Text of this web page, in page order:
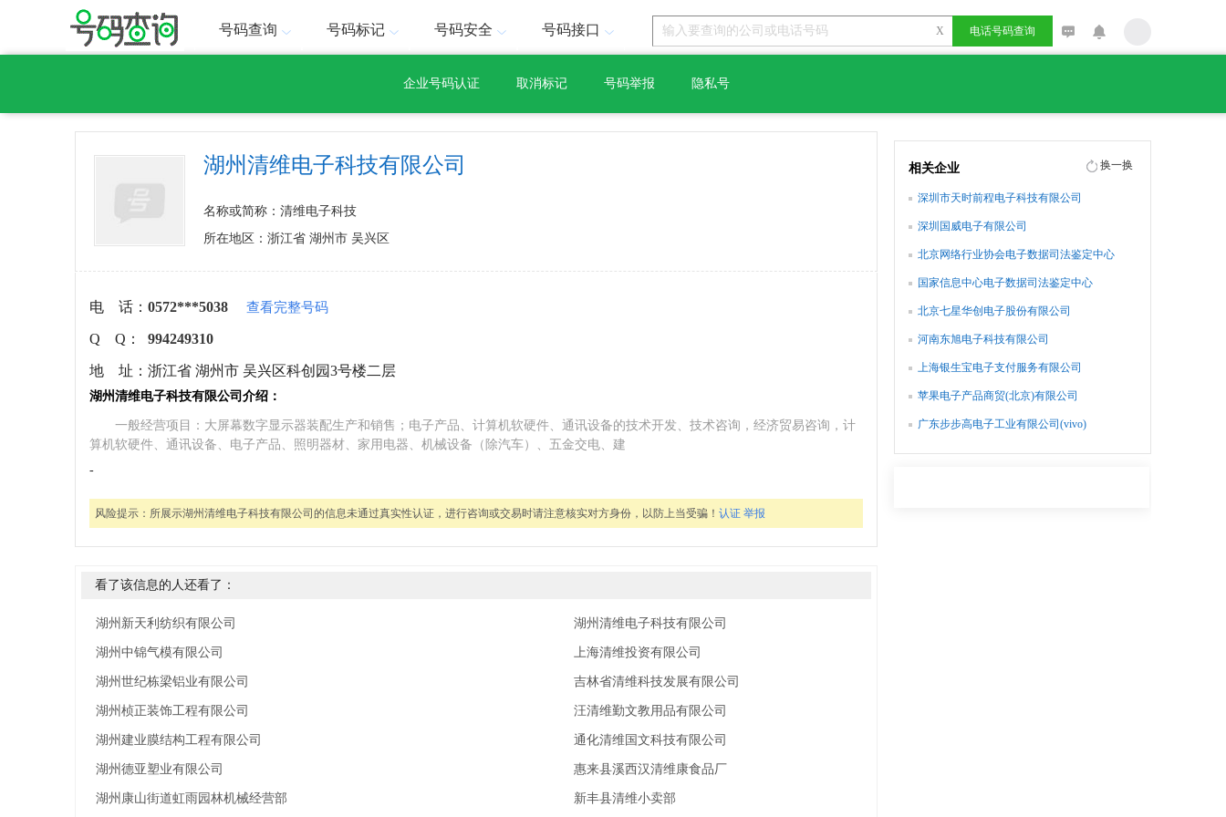
号码查询 号码标记 号码安全 号码接口 X 电话号码查询
企业号码认证 取消标记 号码举报 隐私号
湖州清维电子科技有限公司
名称或简称：清维电子科技
所在地区：浙江省 湖州市 吴兴区
电 话： 0572***5038 查看完整号码
Q Q： 994249310
地 址： 浙江省 湖州市 吴兴区科创园3号楼二层
湖州清维电子科技有限公司介绍：
一般经营项目：大屏幕数字显示器装配生产和销售；电子产品、计算机软硬件、通讯设备的技术开发、技术咨询，经济贸易咨询，计
算机软硬件、通讯设备、电子产品、照明器材、家用电器、机械设备（除汽车）、五金交电、建
-
风险提示： 所展示湖州清维电子科技有限公司的信息未通过真实性认证，进行咨询或交易时请注意核实对方身份，以防上当受骗！ 认证 举报
看了该信息的人还看了：
湖州新天利纺织有限公司
湖州中锦气模有限公司
湖州世纪栋梁铝业有限公司
湖州桢正装饰工程有限公司
湖州建业膜结构工程有限公司
湖州德亚塑业有限公司
湖州康山街道虹雨园林机械经营部
湖州清维电子科技有限公司
上海清维投资有限公司
吉林省清维科技发展有限公司
汪清维勤文教用品有限公司
通化清维国文科技有限公司
惠来县溪西汉清维康食品厂
新丰县清维小卖部
相关企业 换一换
深圳市天时前程电子科技有限公司
深圳国威电子有限公司
北京网络行业协会电子数据司法鉴定中心
国家信息中心电子数据司法鉴定中心
北京七星华创电子股份有限公司
河南东旭电子科技有限公司
上海银生宝电子支付服务有限公司
苹果电子产品商贸(北京)有限公司
广东步步高电子工业有限公司(vivo)